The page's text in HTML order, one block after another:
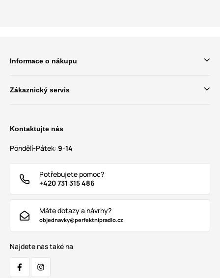
Informace o nákupu
Zákaznický servis
Kontaktujte nás
Pondělí-Pátek: 9-14
Potřebujete pomoc?
+420 731 315 486
Máte dotazy a návrhy?
objednavky@perfektnipradlo.cz
Najdete nás také na